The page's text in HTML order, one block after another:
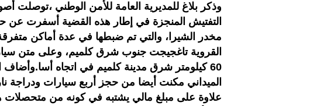
وذكر بلاغ للمديرية العامة للأمن الوطني ،توصلت
مخدر الشيرا، والتي تم ضبطها في عدة أماكن
القروية تاغجيجت جنوب شرق كلميم، وعلى متن
60 كيلومتر شرق مدينة كلميم في اتجاه أسا.وأضاف
علاوة على مبلغ مالي يشتبه في كونه من متحصلات